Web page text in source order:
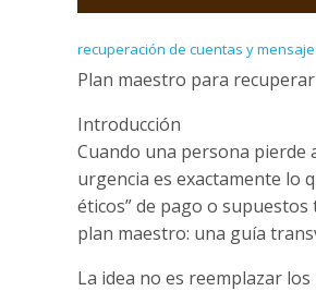
recuperación de cuentas y
Plan maestro para
Introducción
Cuando una persona pierde
urgencia es exactamente lo
éticos” de pago o
plan maestro: una guía
La idea no es reemplazar